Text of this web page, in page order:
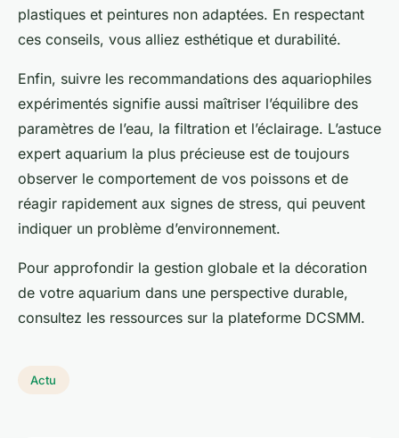
plastiques et peintures non adaptées. En respectant
ces conseils, vous alliez esthétique et durabilité.
Enfin, suivre les recommandations des aquariophiles
expérimentés signifie aussi maîtriser l’équilibre des
paramètres de l’eau, la filtration et l’éclairage. L’astuce
expert aquarium la plus précieuse est de toujours
observer le comportement de vos poissons et de
réagir rapidement aux signes de stress, qui peuvent
indiquer un problème d’environnement.
Pour approfondir la gestion globale et la décoration
de votre aquarium dans une perspective durable,
consultez les ressources sur la plateforme DCSMM.
Actu